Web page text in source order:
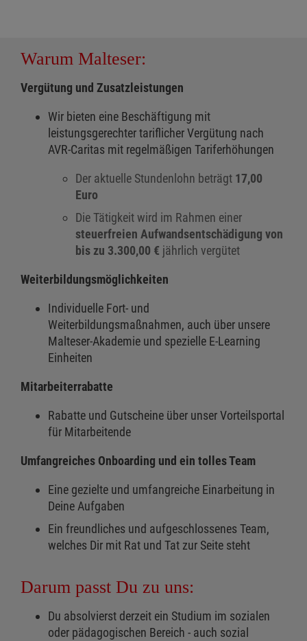
Warum Malteser:
Vergütung und Zusatzleistungen
Wir bieten eine Beschäftigung mit
leistungsgerechter tariflicher Vergütung nach
AVR-Caritas mit regelmäßigen Tariferhöhungen
Der aktuelle Stundenlohn beträgt 17,00
Euro
Die Tätigkeit wird im Rahmen einer
steuerfreien Aufwandsentschädigung von
bis zu 3.300,00 € jährlich vergütet
Weiterbildungsmöglichkeiten
Individuelle Fort- und
Weiterbildungsmaßnahmen, auch über unsere
Malteser-Akademie und spezielle E-Learning
Einheiten
Mitarbeiterrabatte
Rabatte und Gutscheine über unser Vorteilsportal
für Mitarbeitende
Umfangreiches Onboarding und ein tolles Team
Eine gezielte und umfangreiche Einarbeitung in
Deine Aufgaben
Ein freundliches und aufgeschlossenes Team,
welches Dir mit Rat und Tat zur Seite steht
Darum passt Du zu uns:
Du absolvierst derzeit ein Studium im sozialen
oder pädagogischen Bereich - auch sozial